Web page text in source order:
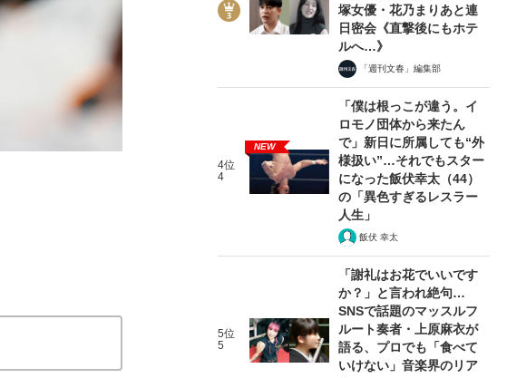
大御所からプレゼントされたバットを放置…巨人
文春野球コラム ペナントレース2023 2023/08/10
「僕の実家は自動車学校」プロ野球を引退し、突然経
LINEグループでやりとりも…65歳の原辰徳監督
炎上騒動で考えた、巨人・高梨雄平がツイッターで
塚女優・花乃まりあと連
日密会《直撃後にもホテ
ルへ…》
「週刊文春」編集部
4位
4
NEW
「僕は根っこが違う。イ
ロモノ団体から来たん
で」新日に所属しても“外
様扱い”…それでもスター
になった飯伏幸太（44）
の「異色すぎるレスラー
人生」
飯伏 幸太
5位
5
「謝礼はお花でいいです
か？」と言われ絶句…
SNSで話題のマッスルフ
ルート奏者・上原麻衣が
語る、プロでも「食べて
いけない」音楽界のリア